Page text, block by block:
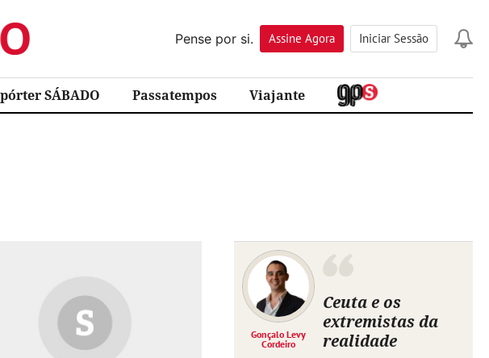
Pense por si.
Assine Agora Iniciar Sessão
SÁBADO Passatempos Viajante
Gonçalo Levy
Cordeiro
Ceuta e os
extremistas da
realidade